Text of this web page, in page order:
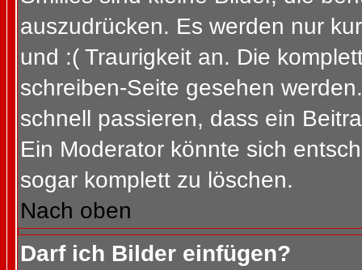
auszudrücken. Es werden nur
und :( Traurigkeit an. Die
schreiben-Seite gesehen
schnell passieren, dass ein
Ein Moderator könnte sich
sogar komplett zu löschen.
Nach oben
Darf ich Bilder einfügen?